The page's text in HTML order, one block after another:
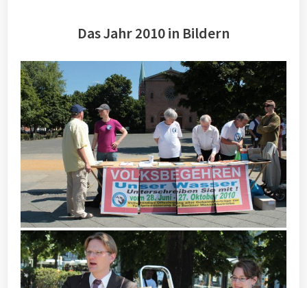
Das Jahr 2010 in Bildern